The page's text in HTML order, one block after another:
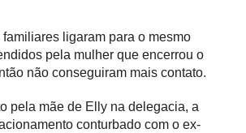
ligaram para o mesmo
pela mulher que encerrou o
não conseguiram mais contato.
pela mãe de Elly na delegacia, a
conturbado com o ex-